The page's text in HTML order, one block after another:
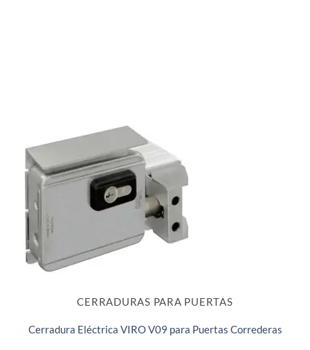
CERRADURAS PARA PUERTAS
Cerradura Eléctrica VIRO V09 para Puertas Correderas